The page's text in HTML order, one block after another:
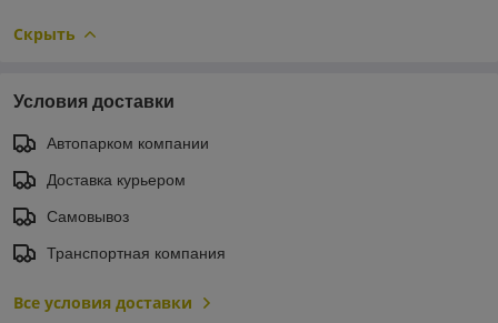
Скрыть
Условия доставки
Автопарком компании
Доставка курьером
Самовывоз
Транспортная компания
Все условия доставки